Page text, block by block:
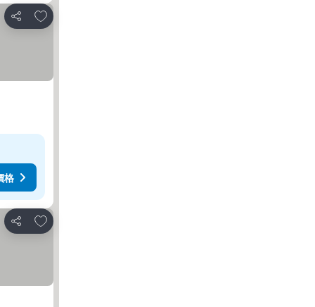
分享
加入我的最愛
格
分享
加入我的最愛